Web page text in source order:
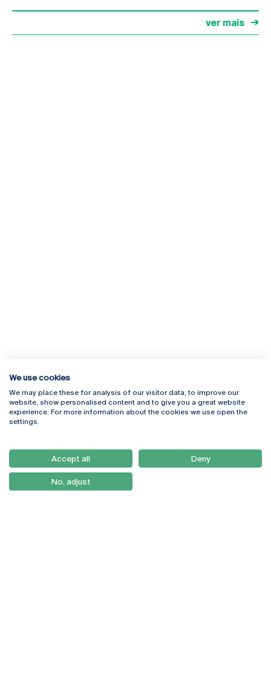
ver mais
Rua Diogo Botelho 1327
4169-005 Porto
+351 226 196 240
Campus Online
Webmail
Como Chegar
Newsletter
We use cookies
We may place these for analysis of our visitor data, to improve our
website, show personalised content and to give you a great website
experience. For more information about the cookies we use open the
settings.
Accept all Deny
No, adjust